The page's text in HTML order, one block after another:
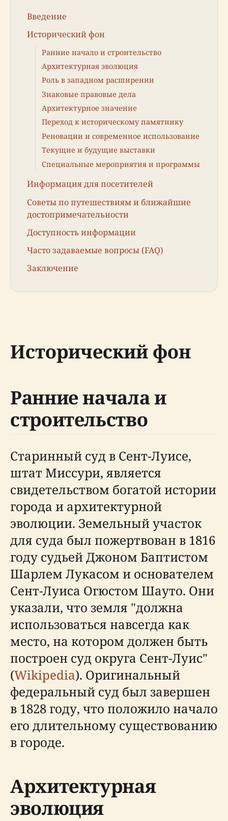
Введение
Исторический фон
Ранние начало и строительство
Архитектурная эволюция
Роль в западном расширении
Знаковые правовые дела
Архитектурное значение
Переход к историческому памятнику
Реновации и современное использование
Текущие и будущие выставки
Специальные мероприятия и программы
Информация для посетителей
Советы по путешествиям и ближайшие
достопримечательности
Доступность информации
Часто задаваемые вопросы (FAQ)
Заключение
Исторический фон
Ранние начала и
строительство
Старинный суд в Сент-Луисе,
штат Миссури, является
свидетельством богатой истории
города и архитектурной
эволюции. Земельный участок
для суда был пожертвован в 1816
году судьей Джоном Баптистом
Шарлем Лукасом и основателем
Сент-Луиса Огюстом Шауто. Они
указали, что земля "должна
использоваться навсегда как
место, на котором должен быть
построен суд округа Сент-Луис"
(Wikipedia). Оригинальный
федеральный суд был завершен
в 1828 году, что положило начало
его длительному существованию
в городе.
Архитектурная
эволюция